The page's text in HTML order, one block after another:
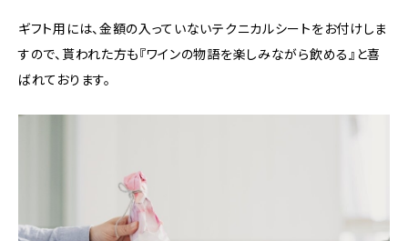
ギフト用には、金額の入っていないテクニカルシートをお付けしま
すので、貰われた方も『ワインの物語を楽しみながら飲める』と喜
ばれております。